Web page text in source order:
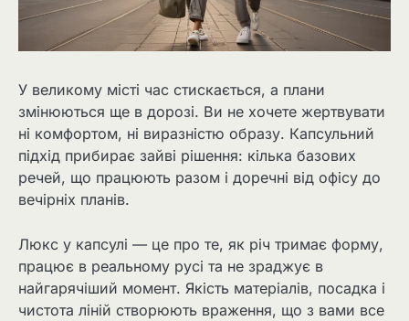
У великому місті час стискається, а плани
змінюються ще в дорозі. Ви не хочете жертвувати
ні комфортом, ні виразністю образу. Капсульний
підхід прибирає зайві рішення: кілька базових
речей, що працюють разом і доречні від офісу до
вечірніх планів.
Люкс у капсулі — це про те, як річ тримає форму,
працює в реальному русі та не зраджує в
найгарячіший момент. Якість матеріалів, посадка і
чистота ліній створюють враження, що з вами все